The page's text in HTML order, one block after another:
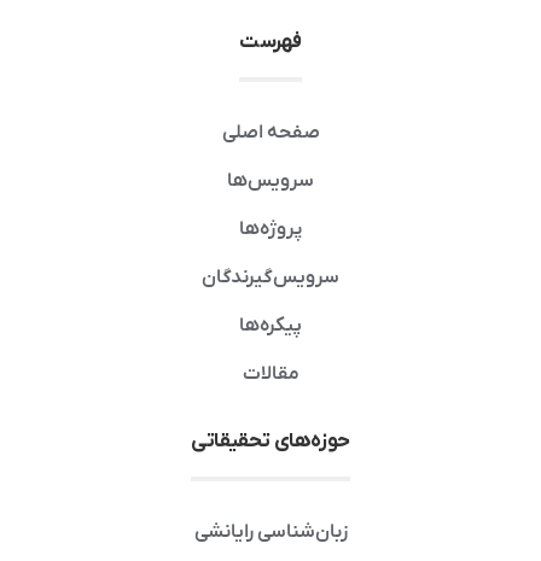
فهرست
صفحه اصلی
سرویس‌ها
پروژه‌ها
سرویس‌گیرندگان
پیکره‌ها
مقالات
حوزه‌های تحقیقاتی
زبان‌شناسی رایانشی